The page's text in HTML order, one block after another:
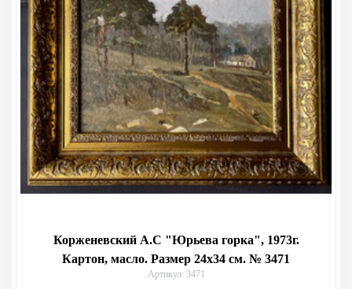
Корженевский А.С "Юрьева горка", 1973г.
Картон, масло. Размер 24х34 см. № 3471
Артикул: 3471